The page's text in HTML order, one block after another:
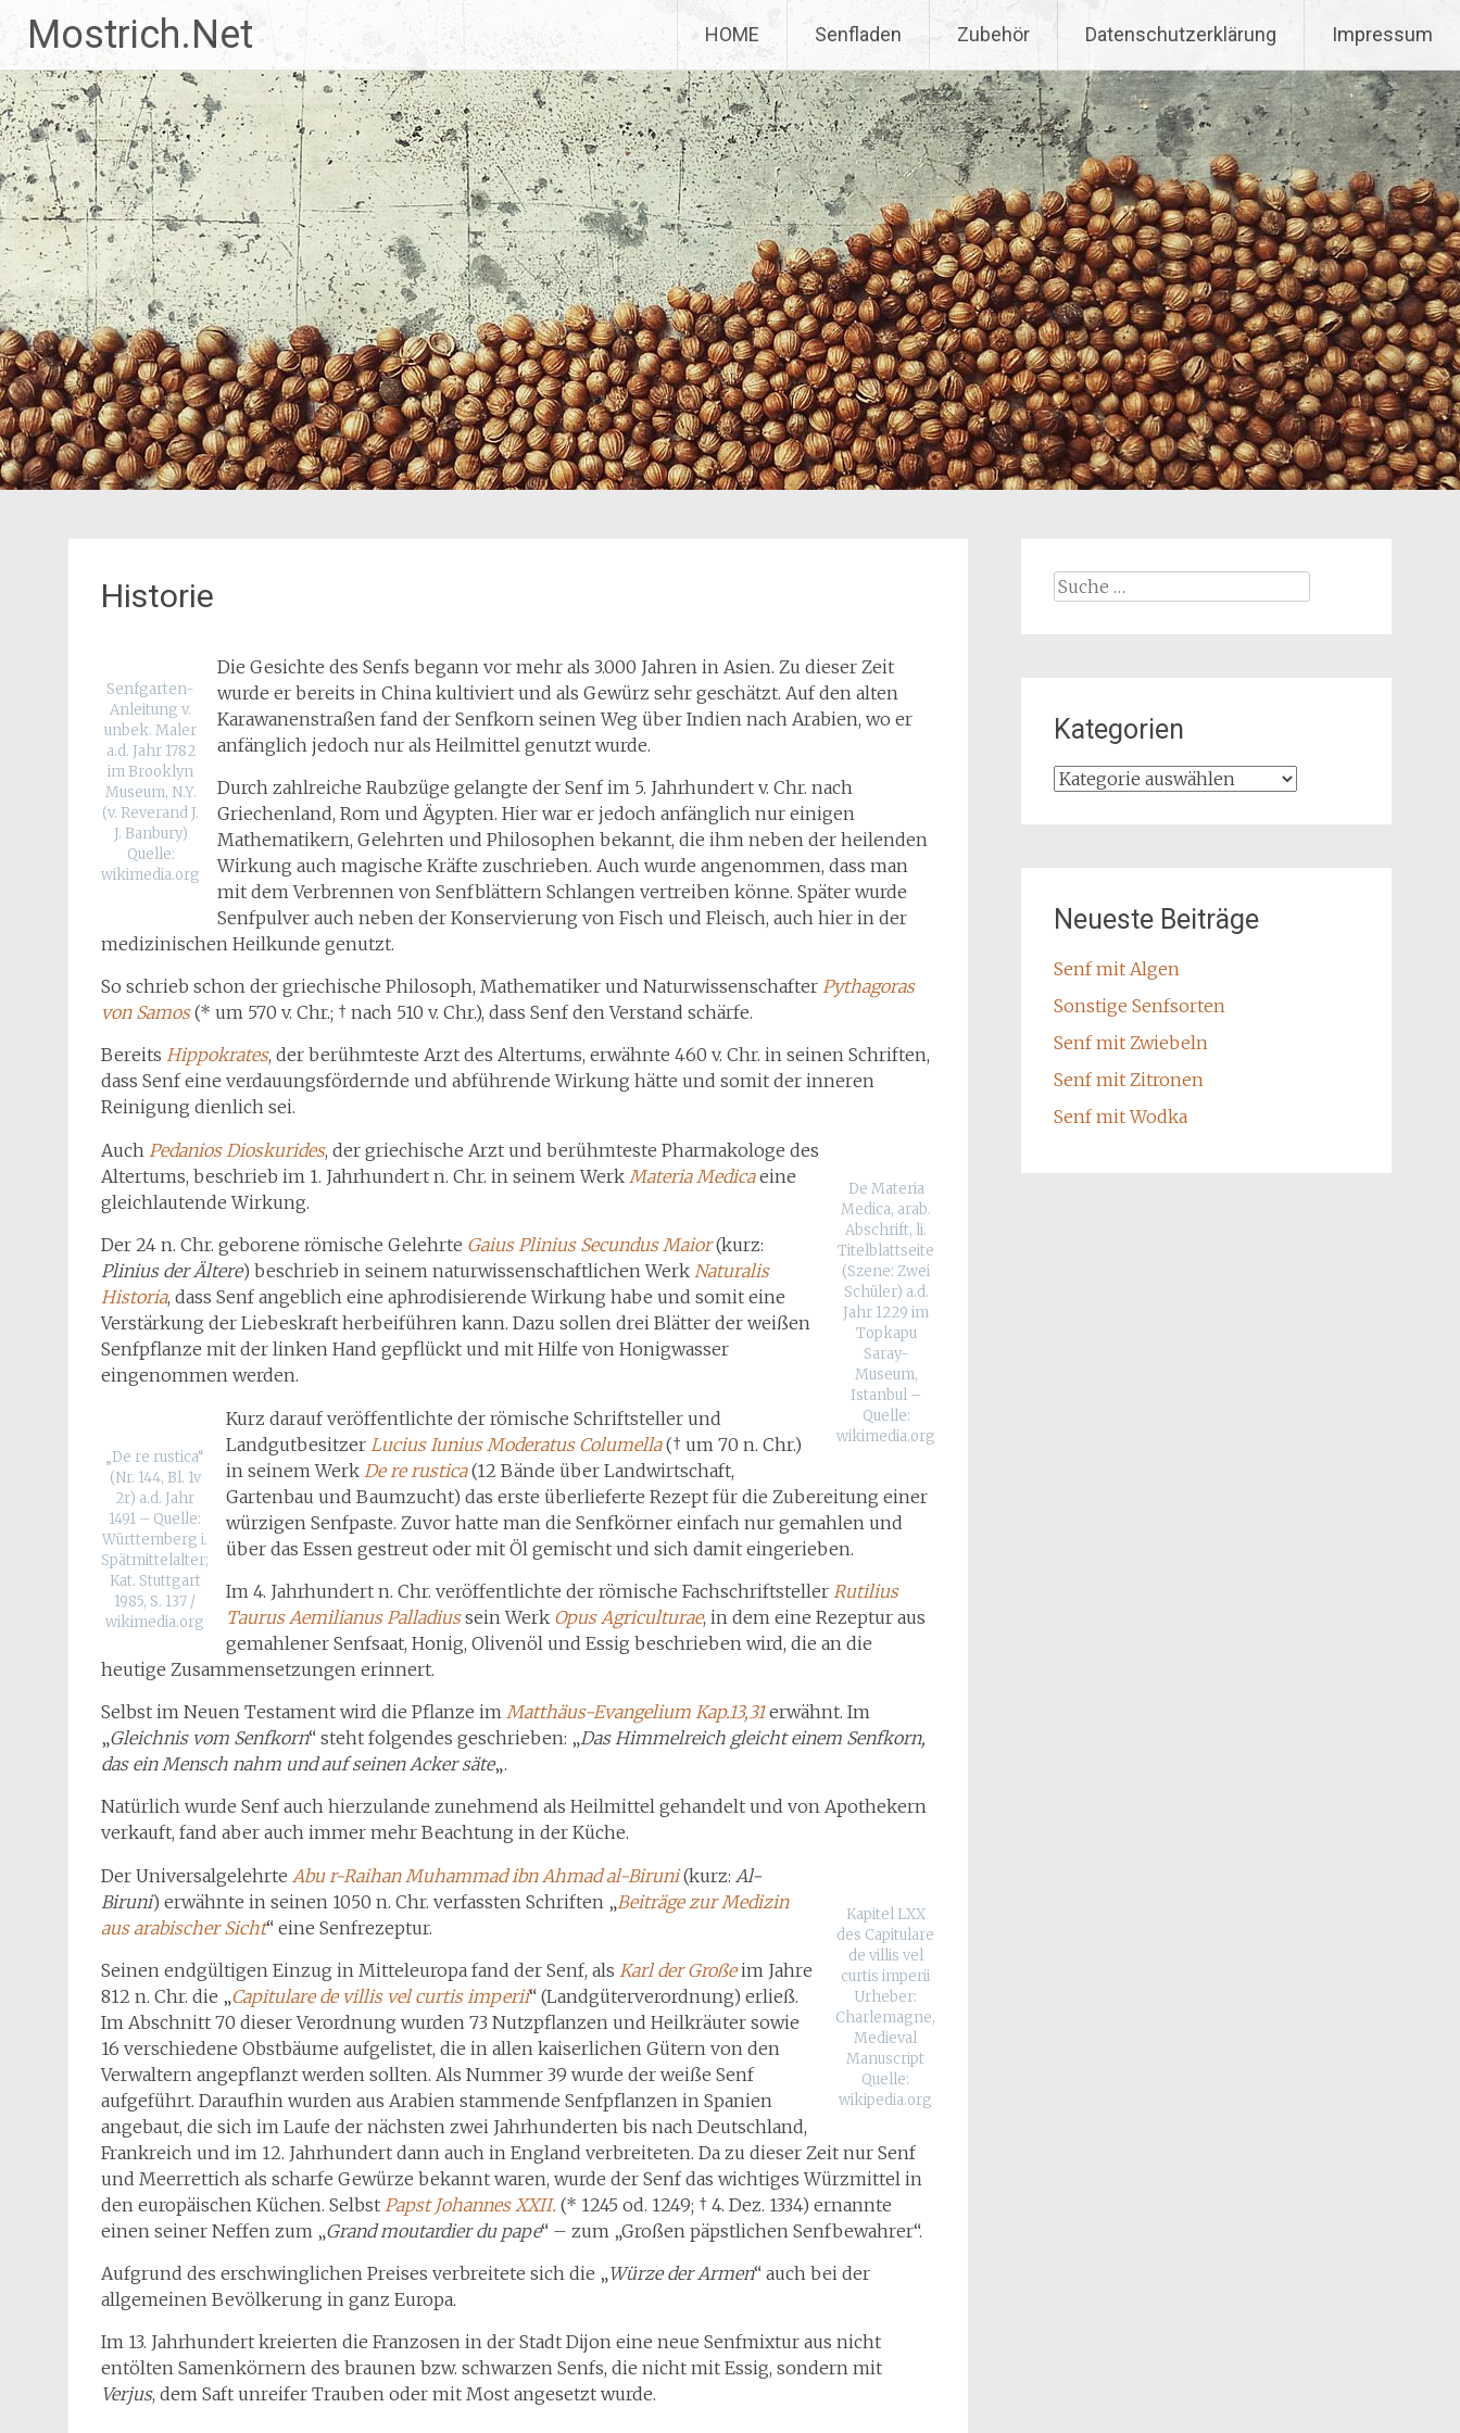
Inhalt
springen
Mostrich.Net HOME Senfladen Zubehör Datenschutzerklärung Impressum
Historie
Senfgarten-
Anleitung v.
unbek. Maler
a.d. Jahr 1782
im Brooklyn
Museum, N.Y.
(v. Reverand J.
J. Banbury)
Quelle:
wikimedia.org
Die Gesichte des Senfs begann vor mehr als 3.000 Jahren in Asien. Zu dieser Zeit
wurde er bereits in China kultiviert und als Gewürz sehr geschätzt. Auf den alten
Karawanenstraßen fand der Senfkorn seinen Weg über Indien nach Arabien, wo er
anfänglich jedoch nur als Heilmittel genutzt wurde.
Durch zahlreiche Raubzüge gelangte der Senf im 5. Jahrhundert v. Chr. nach
Griechenland, Rom und Ägypten. Hier war er jedoch anfänglich nur einigen
Mathematikern, Gelehrten und Philosophen bekannt, die ihm neben der heilenden
Wirkung auch magische Kräfte zuschrieben. Auch wurde angenommen, dass man
mit dem Verbrennen von Senfblättern Schlangen vertreiben könne. Später wurde
Senfpulver auch neben der Konservierung von Fisch und Fleisch, auch hier in der
medizinischen Heilkunde genutzt.
So schrieb schon der griechische Philosoph, Mathematiker und Naturwissenschafter Pythagoras
von Samos(* um 570 v. Chr.; † nach 510 v. Chr.), dass Senf den Verstand schärfe.
Bereits Hippokrates, der berühmteste Arzt des Altertums, erwähnte 460 v. Chr. in seinen Schriften,
dass Senf eine verdauungsfördernde und abführende Wirkung hätte und somit der inneren
Reinigung dienlich sei.
De Materia
Medica, arab.
Abschrift, li.
Titelblattseite
(Szene: Zwei
Schüler) a.d.
Jahr 1229 im
Topkapu
Saray-
Museum,
Istanbul –
Quelle:
wikimedia.org
Auch Pedanios Dioskurides, der griechische Arzt und berühmteste Pharmakologe des
Altertums, beschrieb im 1. Jahrhundert n. Chr. in seinem Werk Materia Medicaeine
gleichlautende Wirkung.
Der 24 n. Chr. geborene römische Gelehrte Gaius Plinius Secundus Maior(kurz:
Plinius der Ältere) beschrieb in seinem naturwissenschaftlichen Werk Naturalis
Historia, dass Senf angeblich eine aphrodisierende Wirkung habe und somit eine
Verstärkung der Liebeskraft herbeiführen kann. Dazu sollen drei Blätter der weißen
Senfpflanze mit der linken Hand gepflückt und mit Hilfe von Honigwasser
eingenommen werden.
„De re rustica“
(Nr. 144, Bl. 1v
2r) a.d. Jahr
1491 – Quelle:
Württemberg i.
Spätmittelalter;
Kat. Stuttgart
1985, S. 137 /
wikimedia.org
Kurz darauf veröffentlichte der römische Schriftsteller und
Landgutbesitzer Lucius Iunius Moderatus Columella(† um 70 n. Chr.)
in seinem Werk De re rustica(12 Bände über Landwirtschaft,
Gartenbau und Baumzucht) das erste überlieferte Rezept für die Zubereitung einer
würzigen Senfpaste. Zuvor hatte man die Senfkörner einfach nur gemahlen und
über das Essen gestreut oder mit Öl gemischt und sich damit eingerieben.
Im 4. Jahrhundert n. Chr. veröffentlichte der römische Fachschriftsteller Rutilius
Taurus Aemilianus Palladiussein Werk Opus Agriculturae, in dem eine Rezeptur aus
gemahlener Senfsaat, Honig, Olivenöl und Essig beschrieben wird, die an die
heutige Zusammensetzungen erinnert.
Selbst im Neuen Testament wird die Pflanze im Matthäus-Evangelium Kap.13,31erwähnt. Im
„Gleichnis vom Senfkorn“ steht folgendes geschrieben: „Das Himmelreich gleicht einem Senfkorn,
das ein Mensch nahm und auf seinen Acker säte„.
Natürlich wurde Senf auch hierzulande zunehmend als Heilmittel gehandelt und von Apothekern
verkauft, fand aber auch immer mehr Beachtung in der Küche.
Kapitel LXX
des Capitulare
de villis vel
curtis imperii
Urheber:
Charlemagne,
Medieval
Manuscript
Quelle:
wikipedia.org
Der Universalgelehrte Abu r-Raihan Muhammad ibn Ahmad al-Biruni(kurz: Al-
Biruni) erwähnte in seinen 1050 n. Chr. verfassten Schriften „Beiträge zur Medizin
aus arabischer Sicht“ eine Senfrezeptur.
Seinen endgültigen Einzug in Mitteleuropa fand der Senf, als Karl der Großeim Jahre
812 n. Chr. die „Capitulare de villis vel curtis imperii“ (Landgüterverordnung) erließ.
Im Abschnitt 70 dieser Verordnung wurden 73 Nutzpflanzen und Heilkräuter sowie
16 verschiedene Obstbäume aufgelistet, die in allen kaiserlichen Gütern von den
Verwaltern angepflanzt werden sollten. Als Nummer 39 wurde der weiße Senf
aufgeführt. Daraufhin wurden aus Arabien stammende Senfpflanzen in Spanien
angebaut, die sich im Laufe der nächsten zwei Jahrhunderten bis nach Deutschland,
Frankreich und im 12. Jahrhundert dann auch in England verbreiteten. Da zu dieser Zeit nur Senf
und Meerrettich als scharfe Gewürze bekannt waren, wurde der Senf das wichtiges Würzmittel in
den europäischen Küchen. Selbst Papst Johannes XXII. (* 1245 od. 1249; † 4. Dez. 1334) ernannte
einen seiner Neffen zum „Grand moutardier du pape“ – zum „Großen päpstlichen Senfbewahrer“.
Aufgrund des erschwinglichen Preises verbreitete sich die „Würze der Armen“ auch bei der
allgemeinen Bevölkerung in ganz Europa.
Im 13. Jahrhundert kreierten die Franzosen in der Stadt Dijon eine neue Senfmixtur aus nicht
entölten Samenkörnern des braunen bzw. schwarzen Senfs, die nicht mit Essig, sondern mit
Verjus, dem Saft unreifer Trauben oder mit Most angesetzt wurde.
Suche
Kategorien
Kategorien
Neueste Beiträge
Senf mit Algen
Sonstige Senfsorten
Senf mit Zwiebeln
Senf mit Zitronen
Senf mit Wodka